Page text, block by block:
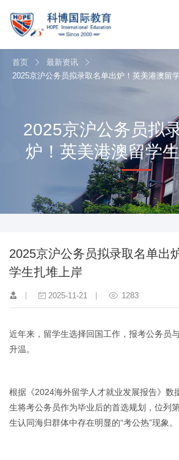
首页
最新资讯
2025京沪公务员拟录取名单出炉！英美港澳留
2025京沪公务员拟
炉！英美港澳留学
2025京沪公务员拟录取名单出
学生扎堆上岸
2025-11-21 1283
近年来，留学生选择回国工作，报考公务员
升温。
根据《2024海外留学人才就业发展报告》数
生将考公务员作为毕业后的首选规划，位列
生认同海归群体中存在明显的“考公热”现象。